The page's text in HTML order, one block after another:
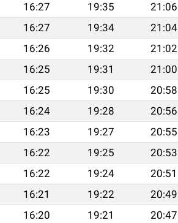
16:27 19:35
21:06
16:27 19:34
21:04
16:26 19:32
21:02
16:25 19:31
21:00
16:25 19:30
20:58
16:24 19:28
20:56
16:23 19:27
20:55
16:22 19:25
20:53
16:22 19:24
20:51
16:21 19:22
20:49
16:20 19:21 20:47